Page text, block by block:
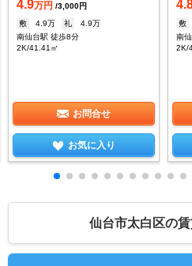
4.9万円 /3,000円
敷
4.9万 礼
4.9万
南仙台駅 徒歩8分
2K/41.41㎡
お問合せ
お気に入り
敷
南
2K/
仙台市太白区の